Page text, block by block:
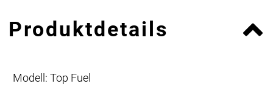
Produktdetails
Modell: Top Fuel